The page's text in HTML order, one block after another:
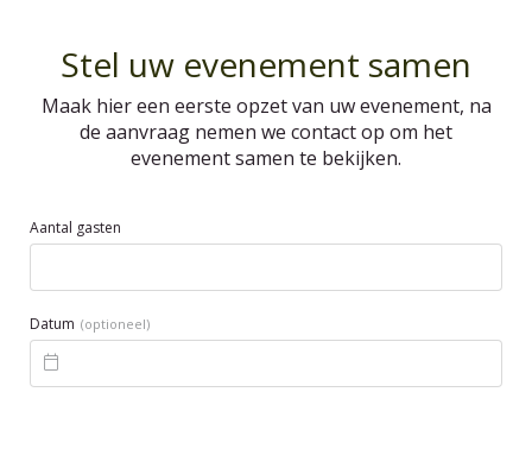
Stel uw evenement samen
Maak hier een eerste opzet van uw evenement, na
de aanvraag nemen we contact op om het
evenement samen te bekijken.
Aantal gasten
Datum (optioneel)
